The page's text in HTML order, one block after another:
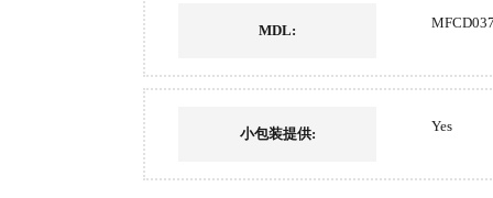
MDL:
小包装提供: Yes